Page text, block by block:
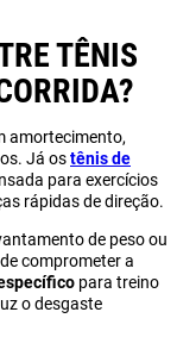
TÊNIS
amortecimento,
Já ostênis de
para exercícios
rápidas de direção.
de peso ou
comprometer a
para treino
o desgaste